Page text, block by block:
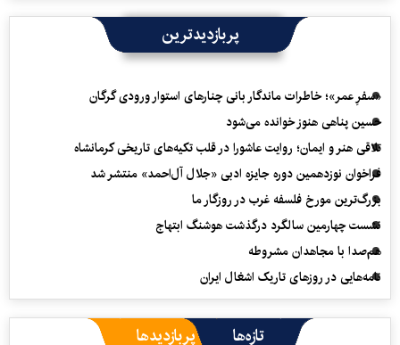
پربازدیدترین
«سفرِ عمر»؛ خاطرات ماندگار بانی چنارهای استوار ورودی گرگان
حسین پناهی هنوز خوانده می‌شود
تلاقی هنر و ایمان؛ روایت عاشورا در قلب تکیه‌های تاریخی کرمانشاه
فراخوان نوزدهمین دوره جایزه ادبی «جلال آل‌احمد» منتشر شد
بزرگ‌ترین مورخ فلسفه غرب در روزگار ما
نشست چهارمین سالگرد درگذشت هوشنگ ابتهاج
هم‌صدا با مجاهدان مشروطه
نامه‌هایی در روزهای تاریک اشغال ایران
تازه‌ها پربازدیدها